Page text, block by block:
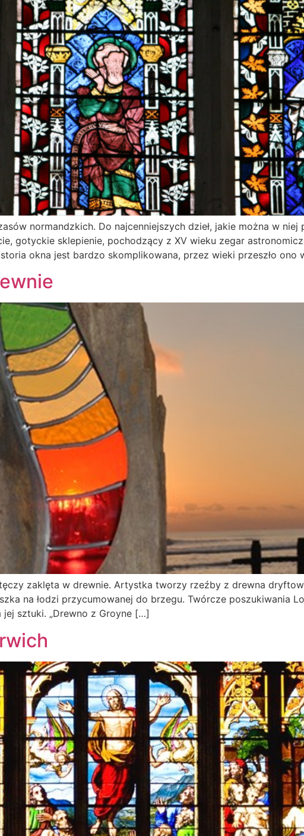
normandzkich. Do najcenniejszych dzieł, jakie można w niej
gotyckie sklepienie, pochodzący z XV wieku zegar
okna jest bardzo skomplikowana, przez wieki przeszło
zaklęta w drewnie. Artystka tworzy rzeźby z drewna
na łodzi przycumowanej do brzegu. Twórcze poszukiwania
sztuki. „Drewno z Groyne […]